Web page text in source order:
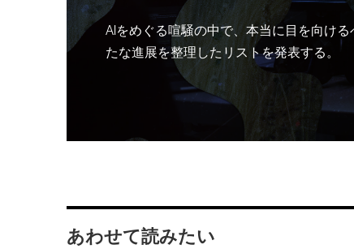
AIをめぐる喧騒の中で、本当に目を向け
たな進展を整理したリストを発表する。
あわせて読みたい